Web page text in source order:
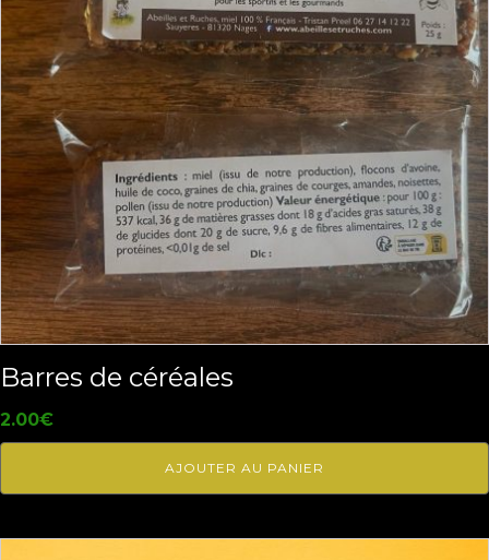
Barres de céréales
2.00€
AJOUTER AU PANIER